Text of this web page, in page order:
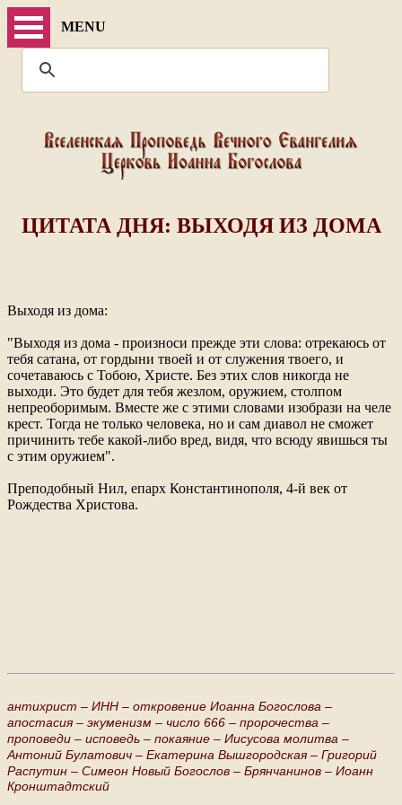
MENU
ЦИТАТА ДНЯ: ВЫХОДЯ ИЗ ДОМА
Выходя из дома:
"Выходя из дома - произноси прежде эти слова: отрекаюсь от
тебя сатана, от гордыни твоей и от служения твоего, и
сочетаваюсь с Тобою, Христе. Без этих слов никогда не
выходи. Это будет для тебя жезлом, оружием, столпом
непреоборимым. Вместе же с этими словами изобрази на челе
крест. Тогда не только человека, но и сам диавол не сможет
причинить тебе какой-либо вред, видя, что всюду явишься ты
с этим оружием".
Преподобный Нил, епарх Константинополя, 4-й век от
Рождества Христова.
антихрист – ИНН – откровение Иоанна Богослова –
апостасия – экуменизм – число 666 – пророчества –
проповеди – исповедь – покаяние – Иисусова молитва –
Антоний Булатович – Екатерина Вышгородская – Григорий
Распутин – Симеон Новый Богослов – Брянчанинов – Иоанн
Кронштадтский